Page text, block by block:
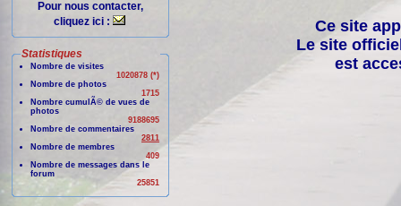
Pour nous contacter,
cliquez ici :
Statistiques
Nombre de visites
1020878 (*)
Nombre de photos
1715
Nombre cumulÃ© de vues de
photos
9188695
Nombre de commentaires
2811
Nombre de membres
409
Nombre de messages dans le
forum
25851
Ce site
Le site
est